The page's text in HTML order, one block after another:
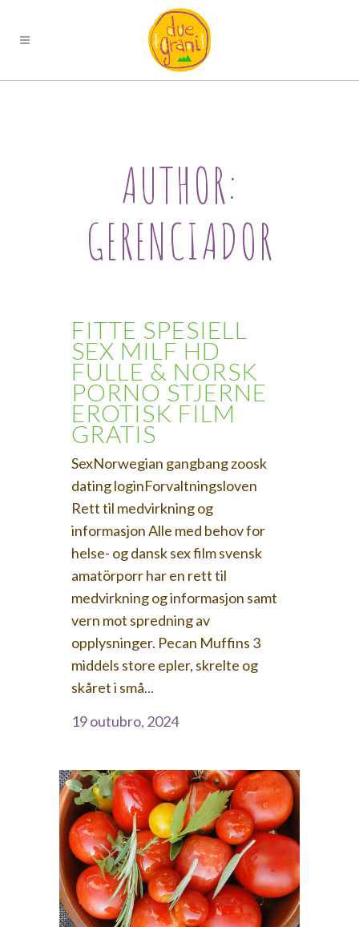
AUTHOR:
GERENCIADOR
FITTE SPESIELL
SEX MILF HD
FULLE & NORSK
PORNO STJERNE
EROTISK FILM
GRATIS
SexNorwegian gangbang zoosk
dating loginForvaltningsloven
Rett til medvirkning og
informasjon Alle med behov for
helse- og dansk sex film svensk
amatörporr har en rett til
medvirkning og informasjon samt
vern mot spredning av
opplysninger. Pecan Muffins 3
middels store epler, skrelte og
skåret i små...
19 outubro, 2024